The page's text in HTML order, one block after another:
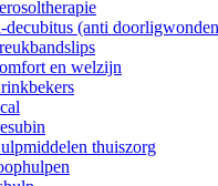
decubitus (anti
en welzijn
thuiszorg